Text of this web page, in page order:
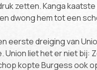
zetten. Kanga kaatste
dwong hem tot een
eerste dreiging van
Union liet het er niet bij:
kopte Burgess ook